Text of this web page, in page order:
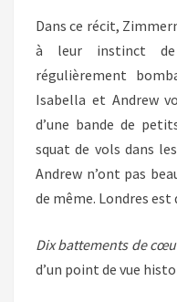
Dans ce récit,
à leur instinct de
régulièrement
Isabella et Andrew
d’une bande de
squat de vols dans
Andrew n’ont pas
de même. Londres
Dix battements de
d’un point de vue